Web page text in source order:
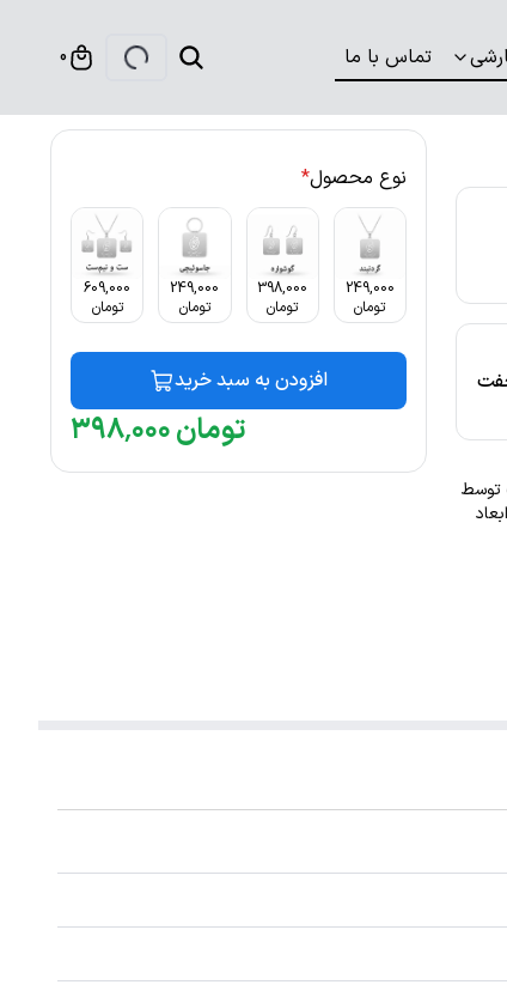
تماس با ما 0
توسط
1 میلیمتر در ابعاد
نوع محصول*
249,000
تومان
398,000
تومان
249,000
تومان
609,000
تومان
افزودن به سبد خرید
۳۹۸٬۰۰۰تومان